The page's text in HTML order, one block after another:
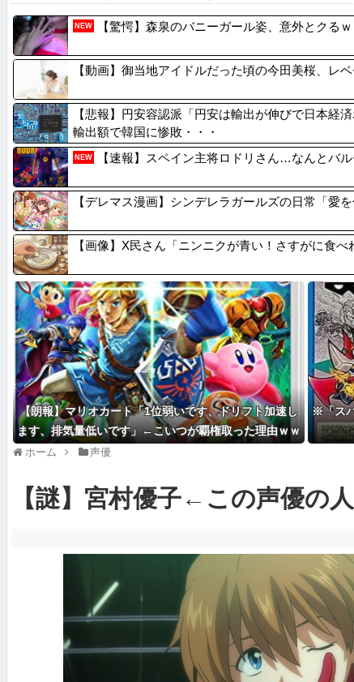
【悲報】FFプロデューサー「FF6やFF8のリメ...
【ウマ娘】便利に慣れ過ぎると後が怖い…TP半額キ...
AIさん、ドラクエ6を理想的にアニメ化してしまう
【悲報】加藤小夏(おなつ)「演技中に惚れてしまっ...
【韓国
【動画
【悲報
【悲報】
NEW 【驚愕】森泉のバニーガール姿、意外とクる
【動画】御当地アイドルだった頃の今田美桜、レ
【悲報】円安容認派「円安は輸出が伸びで日本経
輸出額で韓国に惨敗・・・
NEW 【速報】スペイン主将ロドリさん…なんとバ
【デレマス漫画】シンデレラガールズの日常「愛
【画像】X民さん「ニンニクが青い！さすがに食べ
【朗報】マリオカート「1位弱いです、ドリフト加速し
ます、排気量低いです」←こいつが覇権取った理由ｗｗ
※「ス
ホーム 声優
【謎】宮村優子←この声優の